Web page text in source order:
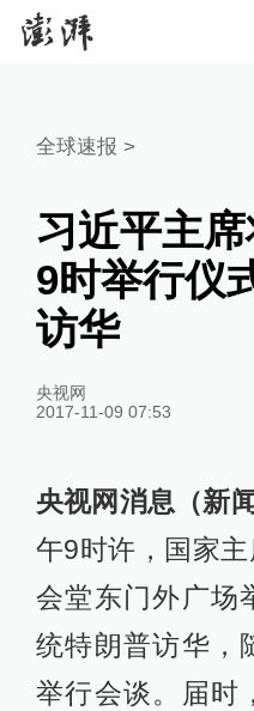
全球速报 >
习近平主
9时举行仪
访华
央视网
2017-11-09 07:53
央视网消息（新
午9时许，国家
会堂东门外广场
统特朗普访华，
举行会谈。届时